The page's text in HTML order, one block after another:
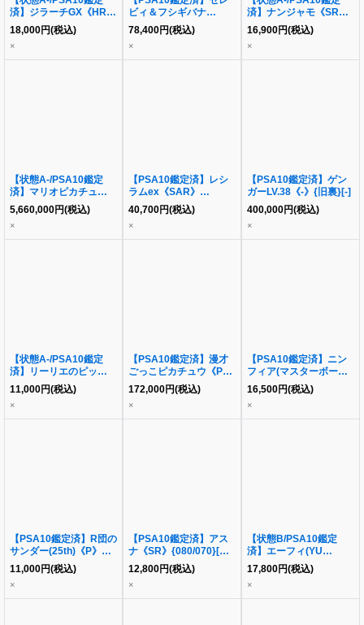
済】ジラーチGX《HR》
{214/173}[その他]
18,000円(税込)
×
ビィ＆フシギバナ
GX(SA)《SR》
{097/095}[その他]
78,400円(税込)
×
済】ナンジャモ《SR》
{091/071}[その他]
16,900円(税込)
×
【状態A-/PSA10鑑定
済】マリオピカチュウ
《P》{294/XY-P}[その
他]
5,660,000円(税込)
×
【PSA10鑑定済】レシ
ラムex《SAR》
{168/086}[-]
40,700円(税込)
×
【PSA10鑑定済】ゲン
ガーLV.38《-》{旧裏}[-]
400,000円(税込)
×
【状態A-/PSA10鑑定
済】リーリエのピッピ
ex《SR》{115/100}[-]
11,000円(税込)
×
【PSA10鑑定済】漫才
ごっこピカチュウ《P》
{407/SM-P}[その他]
172,000円(税込)
×
【PSA10鑑定済】ニン
フィア(マスターボール
ミラー)《-》{068/187}
[-]
16,500円(税込)
×
【PSA10鑑定済】R団の
サンダー(25th)《P》
{008/025}[その他]
11,000円(税込)
×
【PSA10鑑定済】アス
ナ《SR》{080/070}[そ
の他]
12,800円(税込)
×
【状態B/PSA10鑑定
済】エーフィ(YU
NAGABA)《P》
{066/SV-P}[その他]
17,800円(税込)
×